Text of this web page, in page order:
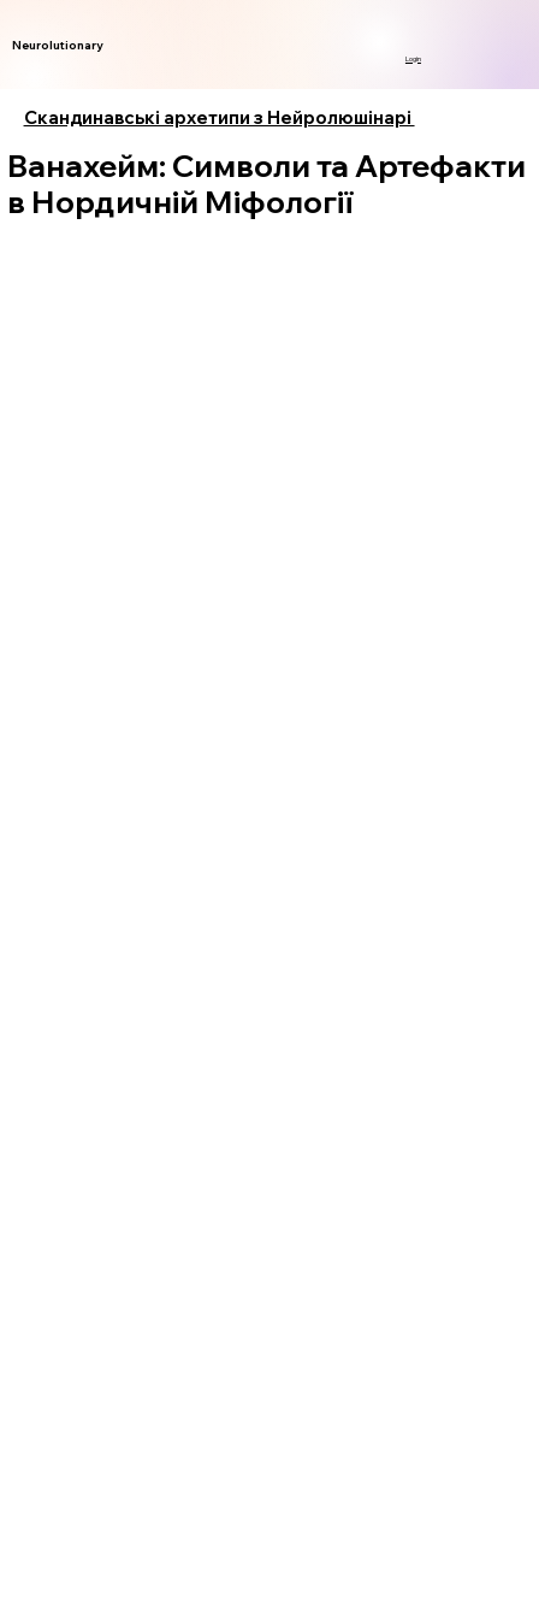
Neurolutionary
Login
Скандинавські архетипи з Нейролюшінарі
Ванахейм: Символи та Артефакти
в Нордичній Міфології